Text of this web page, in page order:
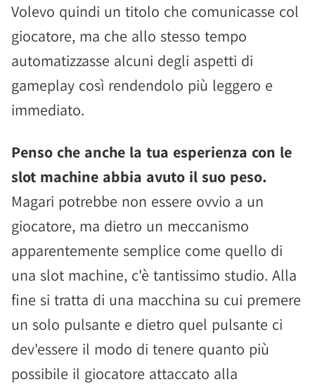
Volevo quindi un titolo che comunicasse col
giocatore, ma che allo stesso tempo
automatizzasse alcuni degli aspetti di
gameplay così rendendolo più leggero e
immediato.
Penso che anche la tua esperienza con le
slot machine abbia avuto il suo peso.
Magari potrebbe non essere ovvio a un
giocatore, ma dietro un meccanismo
apparentemente semplice come quello di
una slot machine, c'è tantissimo studio. Alla
fine si tratta di una macchina su cui premere
un solo pulsante e dietro quel pulsante ci
dev'essere il modo di tenere quanto più
possibile il giocatore attaccato alla